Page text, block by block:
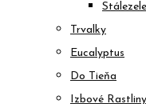
Trvalky
Eucalyptus
Do Tieňa
Izbové Rastliny